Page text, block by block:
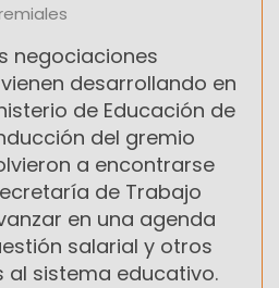
negociaciones
desarrollando en
de Educación de
del gremio
a encontrarse
de Trabajo
en una agenda
salarial y otros
al sistema educativo.